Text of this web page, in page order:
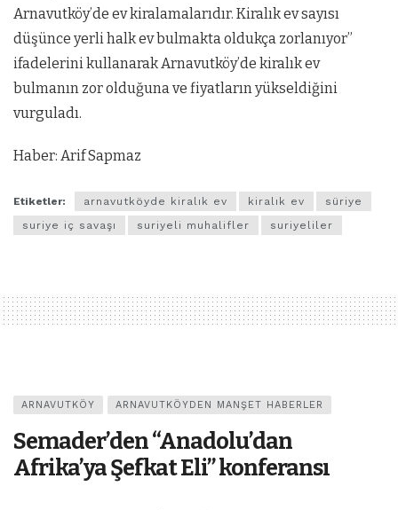
Arnavutköy’de ev kiralamalarıdır. Kiralık ev sayısı
düşünce yerli halk ev bulmakta oldukça zorlanıyor”
ifadelerini kullanarak Arnavutköy’de kiralık ev
bulmanın zor olduğuna ve fiyatların yükseldiğini
vurguladı.
Haber: Arif Sapmaz
Etiketler: arnavutköyde kiralık ev kiralık ev
süriye
suriye iç savaşı
suriyeli muhalifler suriyeliler
ARNAVUTKÖY ARNAVUTKÖYDEN MANŞET HABERLER
Semader’den “Anadolu’dan
Afrika’ya Şefkat Eli” konferansı